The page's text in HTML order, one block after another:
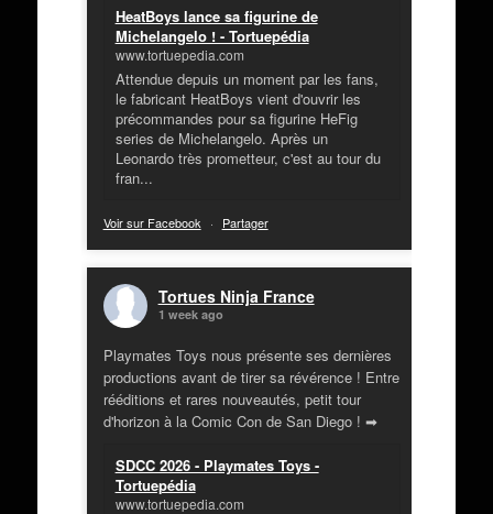
HeatBoys lance sa figurine de
Michelangelo ! - Tortuepédia
www.tortuepedia.com
Attendue depuis un moment par les fans,
le fabricant HeatBoys vient d'ouvrir les
précommandes pour sa figurine HeFig
series de Michelangelo. Après un
Leonardo très prometteur, c'est au tour du
fran...
Voir sur Facebook · Partager
Tortues Ninja France
1 week ago
Playmates Toys nous présente ses dernières
productions avant de tirer sa révérence ! Entre
rééditions et rares nouveautés, petit tour
d'horizon à la Comic Con de San Diego ! ➡
SDCC 2026 - Playmates Toys -
Tortuepédia
www.tortuepedia.com